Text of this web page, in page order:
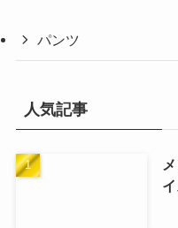
パンツ
人気記事